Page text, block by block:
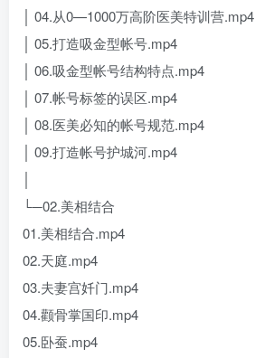
│ 04.从0—1000万高阶医美特训营.mp4
│ 05.打造吸金型帐号.mp4
│ 06.吸金型帐号结构特点.mp4
│ 07.帐号标签的误区.mp4
│ 08.医美必知的帐号规范.mp4
│ 09.打造帐号护城河.mp4
└─02.美相结合
01.美相结合.mp4
02.天庭.mp4
03.夫妻宫奷门.mp4
04.颧骨掌国印.mp4
05.卧蚕.mp4